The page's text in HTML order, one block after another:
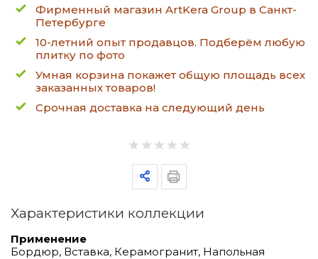
Фирменный магазин ArtKera Group в Санкт-
Петербурге
10-летний опыт продавцов. Подберём любую
плитку по фото
Умная корзина покажет общую площадь всех
заказанных товаров!
Срочная доставка на следующий день
Характеристики коллекции
Применение
Бордюр, Вставка, Керамогранит, Напольная